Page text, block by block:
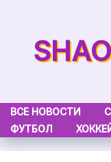
content
ВСЕ НОВОСТИ
ФУТБОЛ